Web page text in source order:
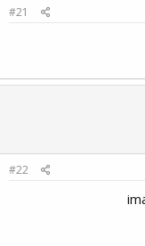
#21
#22